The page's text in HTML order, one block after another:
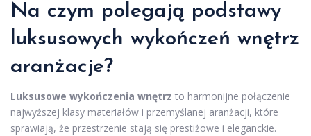
Na czym polegają podstawy
luksusowych wykończeń wnętrz
aranżacje?
Luksusowe wykończenia wnętrz to harmonijne połączenie
najwyższej klasy materiałów i przemyślanej aranżacji, które
sprawiają, że przestrzenie stają się prestiżowe i eleganckie.